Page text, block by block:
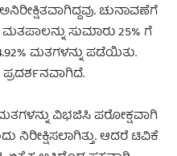
ಚುನಾವಣೆಗೆ
ಸುಮಾರು 25% ಗೆ
ಮತಗಳನ್ನು ಪಡೆಯಿತು.
ವಿಭಜಿಸಿ ಪರೋಕ್ಷವಾಗಿ
ನಿರೀಕ್ಷಿಸಲಾಗಿತ್ತು. ಆದರೆ ಟಿವಿಕೆ